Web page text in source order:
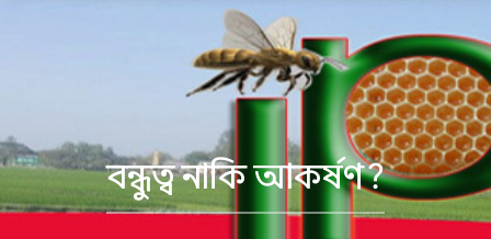
বন্ধুত্ব নাকি আকর্ষণ?